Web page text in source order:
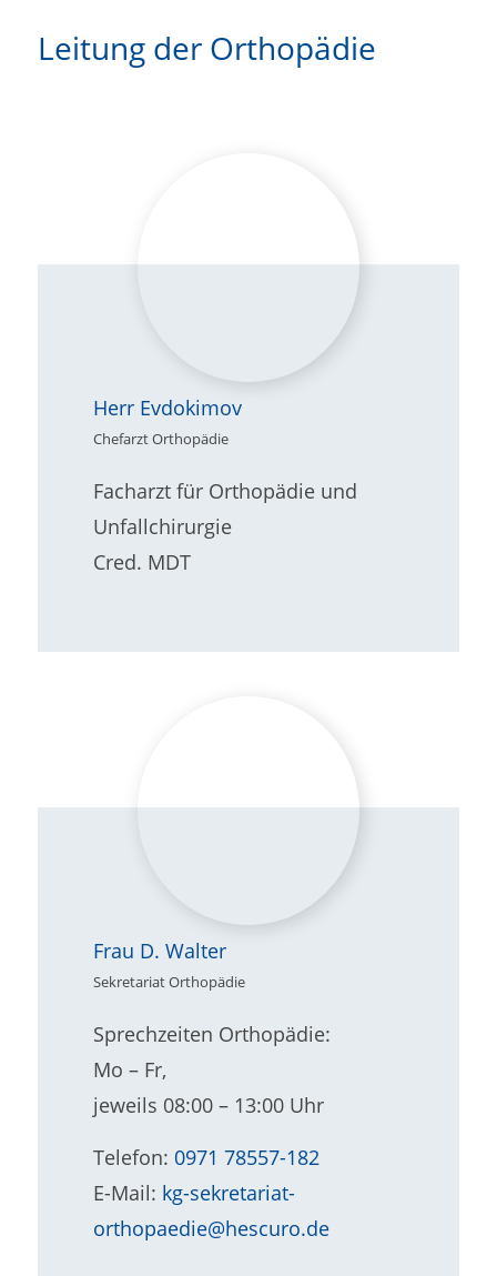
Leitung der Orthopädie
Herr Evdokimov
Chefarzt Orthopädie
Facharzt für Orthopädie und
Unfallchirurgie
Cred. MDT
Frau D. Walter
Sekretariat Orthopädie
Sprechzeiten Orthopädie:
Mo – Fr,
jeweils 08:00 – 13:00 Uhr
Telefon: 0971 78557-182
E-Mail: kg-sekretariat-
orthopaedie@hescuro.de